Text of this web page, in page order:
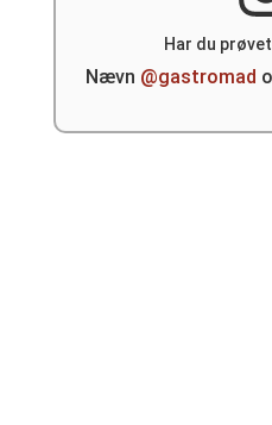
Har du
Nævn @gastromad